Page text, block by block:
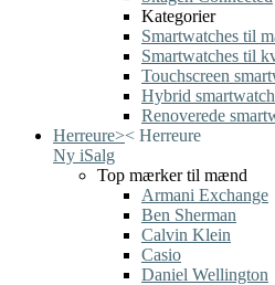
Kategorier
Smartwatches til
Smartwatches til
Touchscreen
Hybrid
Renoverede
Herreure>< Herreure
Ny iSalg
Top mærker til mænd
Armani Exchange
Ben Sherman
Calvin Klein
Casio
Daniel Wellington